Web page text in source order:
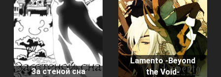
За стеной сна
Lamento -Beyond
the Void-